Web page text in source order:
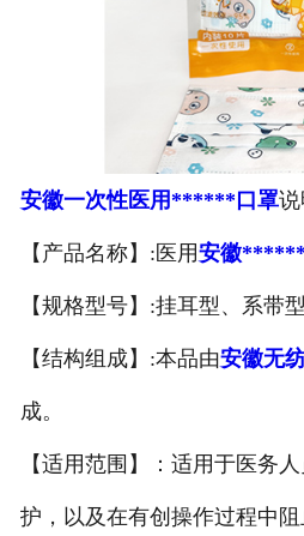
安
安
安
安
安徽一次性医用******口罩说
【产品名称】:医用安徽
【规格型号】:挂耳型、系带型
【结构组成】:本品由安徽无
成。
【适用范围】：适用于医务
护，以及在有创操作过程中